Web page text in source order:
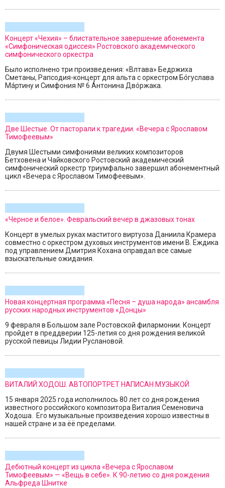
Концерт «Чехия» – блистательное завершение абонемента
«Симфоническая одиссея» Ростовского академического
симфонического оркестра
Было исполнено три произведения: «Влтава» Бедржиха
Сметаны, Рапсодия-концерт для альта с оркестром Бóгуслава
Мáртину и Симфония № 6 Áнтонина Двóржака.
Две Шестые. От пасторали к трагедии. «Вечера с Ярославом
Тимофеевым»
Двумя Шестыми симфониями великих композиторов
Бетховена и Чайковского Ростовский академический
симфонический оркестр триумфально завершил абонементный
цикл «Вечера с Ярославом Тимофеевым».
«Черное и белое». Февральский вечер в джазовых тонах
Концерт в умелых руках маститого виртуоза Даниила Крамера
совместно с оркестром духовых инструментов имени В. Еждика
под управлением Дмитрия Кохана оправдал все самые
взыскательные ожидания.
Новая концертная программа «Песня – душа народа» ансамбля
русских народных инструментов «Донцы»
9 февраля в Большом зале Ростовской филармонии. Концерт
пройдет в преддверии 125-летия со дня рождения великой
русской певицы Лидии Руслановой.
ВИТАЛИЙ ХОДОШ. АВТОПОРТРЕТ НАПИСАН МУЗЫКОЙ
15 января 2025 года исполнилось 80 лет со дня рождения
известного российского композитора Виталия Семеновича
Ходоша. Его музыкальные произведения хорошо известны в
нашей стране и за ёё пределами.
Дебютный концерт из цикла «Вечера с Ярославом
Тимофеевым» — «Вещь в себе». К 90-летию со дня рождения
Альфреда Шнитке